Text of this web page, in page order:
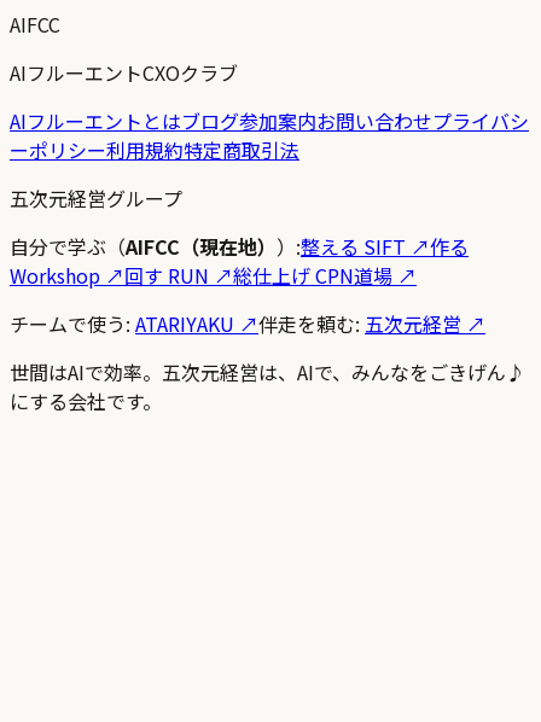
AIFCC
AIフルーエントCXOクラブ
AIフルーエントとはブログ参加案内お問い合わせプライバシ
ーポリシー利用規約特定商取引法
五次元経営グループ
自分で学ぶ（AIFCC（現在地） ）:整える SIFT ↗作る
Workshop ↗回す RUN ↗総仕上げ CPN道場 ↗
チームで使う: ATARIYAKU ↗伴走を頼む: 五次元経営 ↗
世間はAIで効率。五次元経営は、AIで、みんなをごきげん♪
にする会社です。